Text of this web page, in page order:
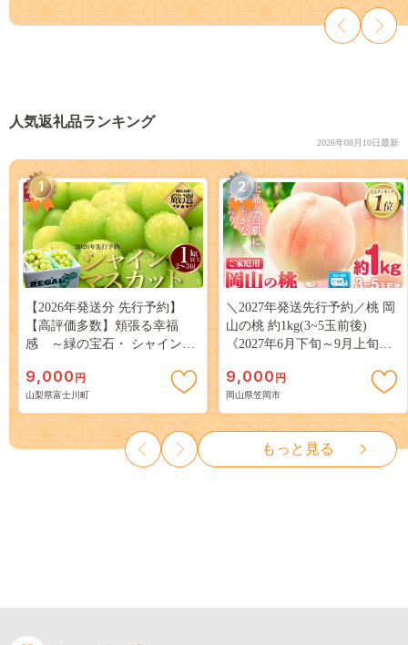
人気返礼品ランキング
2026年08月10日最新
1
【2026年発送分 先行予約】
【高評価多数】頬張る幸福
感 ～緑の宝石・ シャインマ
３房） フルーツ 山梨県産 果
物 くだもの シャイン マスカ
ット ぶどう ブドウ 葡萄 大粒
種なし 先行予約 富士川町
10000円 一万円 9000円 九千円
9,000 円
山梨県富士川町
2
＼2027年発送先行予約／桃 岡
山の桃 約1kg(3~5玉前後)
《2027年6月下旬～9月上旬頃
岡山 はくとう スイーツ フル
ーツ 果物 デザート 旬 モモ も
も 先行予約 送料無料 果物 岡
山県 笠岡市 清水白桃 白鳳 白
麗 クール便---
kasaoka_zsy_419_100---
9,000 円
岡山県笠岡市
もっと見る